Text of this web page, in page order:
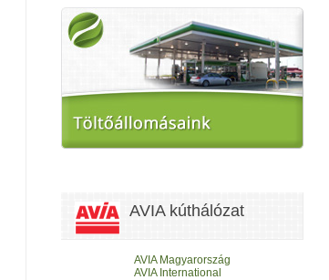
AVIA kúthálózat
AVIA Magyarország
AVIA International